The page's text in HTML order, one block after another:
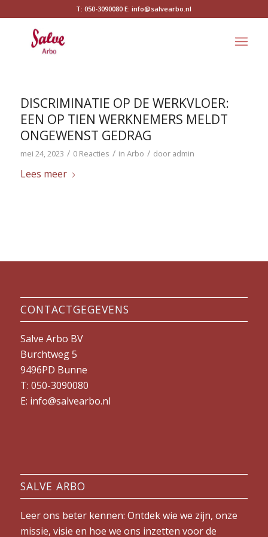
T: 050-3090080 E: info@salvearbo.nl
DISCRIMINATIE OP DE WERKVLOER:
EEN OP TIEN WERKNEMERS MELDT
ONGEWENST GEDRAG
mei 24, 2023 / 0 Reacties / in Arbo / door admin
Lees meer
CONTACTGEGEVENS
Salve Arbo BV
Burchtweg 5
9496PD Bunne
T: 050-3090080
E: info@salvearbo.nl
SALVE ARBO
Leer ons beter kennen: Ontdek wie we zijn, onze
missie, visie en hoe we ons inzetten voor de